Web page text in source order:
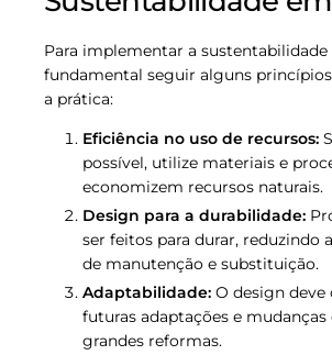
Para implementar a sustentabilidade
fundamental seguir alguns
a prática:
Eficiência no uso de recursos:
possível, utilize materiais e
economizem recursos naturais.
Design para a durabilidade:
ser feitos para durar, reduzindo
de manutenção e substituição.
Adaptabilidade: O design deve
futuras adaptações e mudanças
grandes reformas.